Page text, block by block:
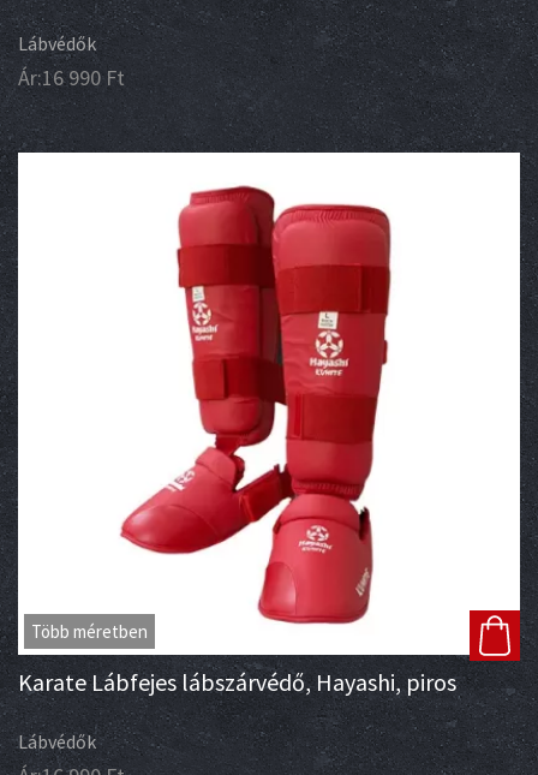
Lábvédők
Ár:16 990Ft
Több méretben
Karate Lábfejes lábszárvédő, Hayashi, piros
Lábvédők